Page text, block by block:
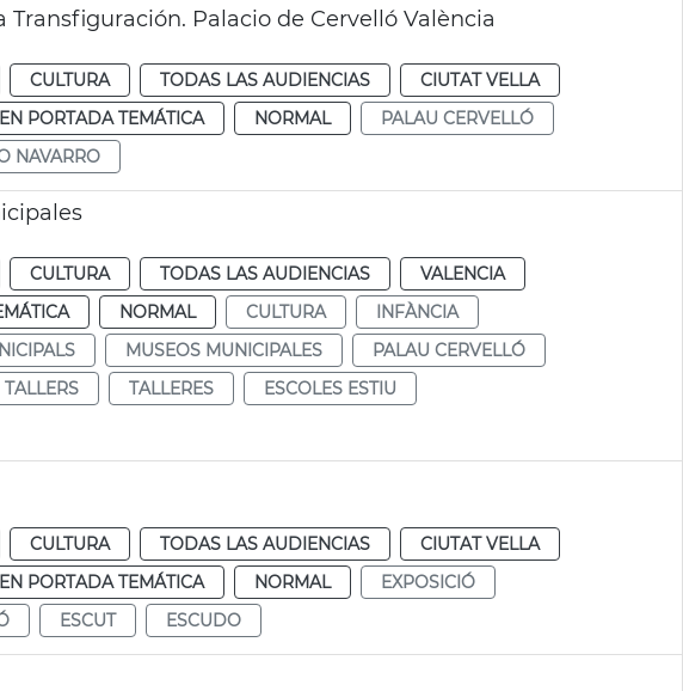
Transfiguración. Palacio de Cervelló València
CULTURA TODAS LAS AUDIENCIAS
CIUTAT VELLA
EN PORTADA TEMÁTICA NORMAL
PALAU CERVELLÓ
NAVARRO
CULTURA TODAS LAS AUDIENCIAS
VALENCIA
NORMAL CULTURA
INFÀNCIA
MUSEOS MUNICIPALES
PALAU CERVELLÓ
TALLERS TALLERES
ESCOLES ESTIU
CULTURA TODAS LAS AUDIENCIAS
CIUTAT VELLA
EN PORTADA TEMÁTICA NORMAL
EXPOSICIÓ
ESCUT ESCUDO